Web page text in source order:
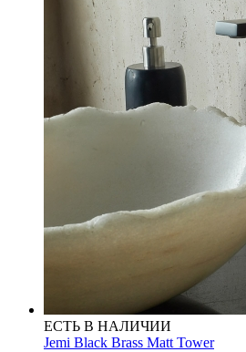
ЕСТЬ В НАЛИЧИИ
Jemi Black Brass Matt Tower